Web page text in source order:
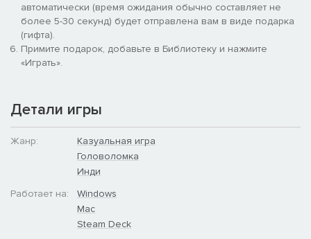
автоматически (время ожидания обычно составляет не
более 5-30 секунд) будет отправлена вам в виде подарка
(гифта).
Примите подарок, добавьте в Библиотеку и нажмите
«Играть».
Детали игры
Жанр:
Казуальная игра
Головоломка
Инди
Работает на:
Windows
Mac
Steam Deck